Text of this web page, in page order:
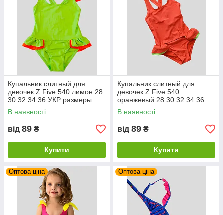
Купальник слитный для
девочек Z.Five 540 лимон 28
30 32 34 36 УКР размеры
В наявності
від 89 ₴
Купити
Купальник слитный для
девочек Z.Five 540
оранжевый 28 30 32 34 36
УКР размеры
В наявності
від 89 ₴
Купити
Оптова ціна Оптова ціна